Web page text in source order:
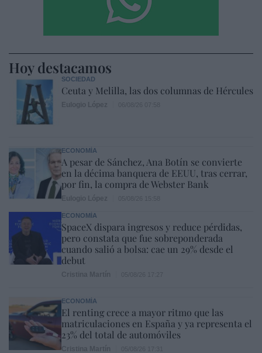
Hoy destacamos
SOCIEDAD
Ceuta y Melilla, las dos columnas de Hércules
ECONOMÍA
A pesar de Sánchez, Ana Botín se convierte
en la décima banquera de EEUU, tras cerrar,
por fin, la compra de Webster Bank
ECONOMÍA
SpaceX dispara ingresos y reduce pérdidas,
pero constata que fue sobreponderada
cuando salió a bolsa: cae un 29% desde el
debut
ECONOMÍA
El renting crece a mayor ritmo que las
matriculaciones en España y ya representa el
23% del total de automóviles